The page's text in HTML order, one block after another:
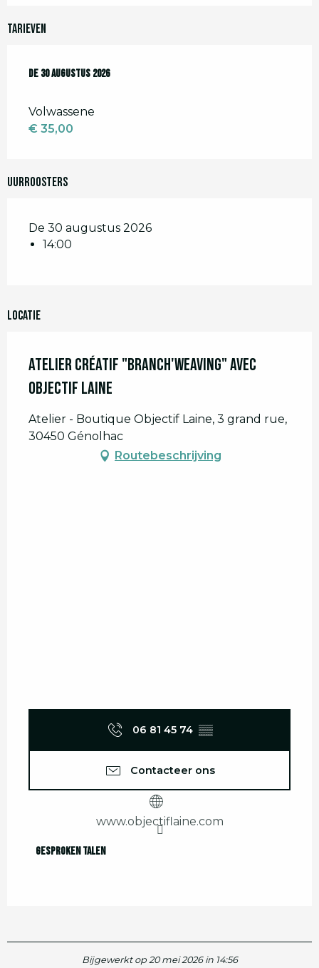
Tarieven
De 30 augustus 2026
De 30 augustus 2026
Volwassene
€ 35,00
Uurroosters
De 30 augustus 2026
14:00
Locatie
Atelier créatif "Branch'Weaving" avec
Objectif Laine
Atelier - Boutique Objectif Laine, 3 grand rue,
30450 Génolhac
Routebeschrijving
06 81 45 74 ▒▒
Contacteer ons
www.objectiflaine.com
Gesproken talen
Gesproken talen
Bijgewerkt op 20 mei 2026 in 14:56